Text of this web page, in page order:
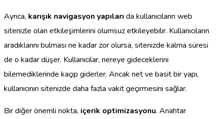
Ayrıca, karışık navigasyon yapıları da kullanıcıların web
sitenizle olan etkileşimlerini olumsuz etkileyebilir. Kullanıcıların
aradıklarını bulması ne kadar zor olursa, sitenizde kalma süresi
de o kadar düşer. Kullanıcılar, nereye gideceklerini
bilemediklerinde kaçıp giderler. Ancak net ve basit bir yapı,
kullanıcının sitenizde daha fazla vakit geçirmesini sağlar.
Bir diğer önemli nokta, içerik optimizasyonu. Anahtar